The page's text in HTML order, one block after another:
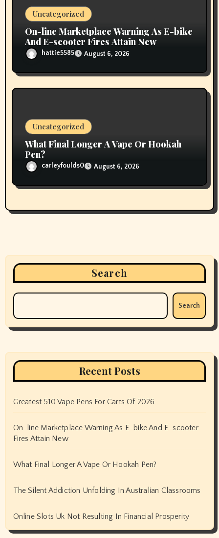
Uncategorized
On-line Marketplace Warning As E-bike
And E-scooter Fires Attain New
hattie5585 August 6, 2026
Uncategorized
What Final Longer A Vape Or Hookah
Pen?
carleyfoulds0 August 6, 2026
Search
Search
Recent Posts
Greatest 510 Vape Pens For Carts Of 2026
On-line Marketplace Warning As E-bike And E-scooter
Fires Attain New
What Final Longer A Vape Or Hookah Pen?
The Silent Addiction Unfolding In Australian Classrooms
Online Slots Uk Not Resulting In Financial Prosperity